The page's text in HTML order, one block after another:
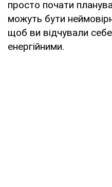
просто почати
можуть бути
щоб ви відчували
енергійними.